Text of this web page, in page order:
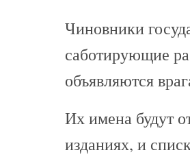
Чиновники
саботирующие
объявляются
Их имена будут
изданиях, и